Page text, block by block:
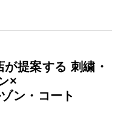
提案する 刺繍・
×
ン・コート